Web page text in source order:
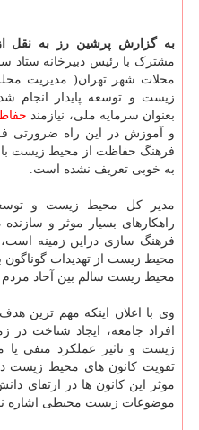
به گزارش پرشین رز به نقل از
مشترک با رئیس دبیرخانه ستاد
محلات شهر تهران( مدیریت
زیست و توسعه پایدار انجام
بعنوان سرمایه ملی، نیازمند
و آموزش در این راه ضرورتی
فرهنگ حفاظت از محیط زیست
به خوبی تعریف نشده است.
مدیر کل محیط زیست و توسعه
راهکارهای بسیار موثر و
فرهنگ سازی دراین زمینه
محیط زیست از تهدیدات گوناگون
محیط زیست سالم بین آحاد مردم
وی با اعلان اینکه مهم ترین
افراد جامعه، ایجاد شناخت در
زیست و تاثیر عملکرد منفی
تقویت کانون های محیط زیست
موثر این کانون ها در ارتقای
موضوعات زیست محیطی اشاره